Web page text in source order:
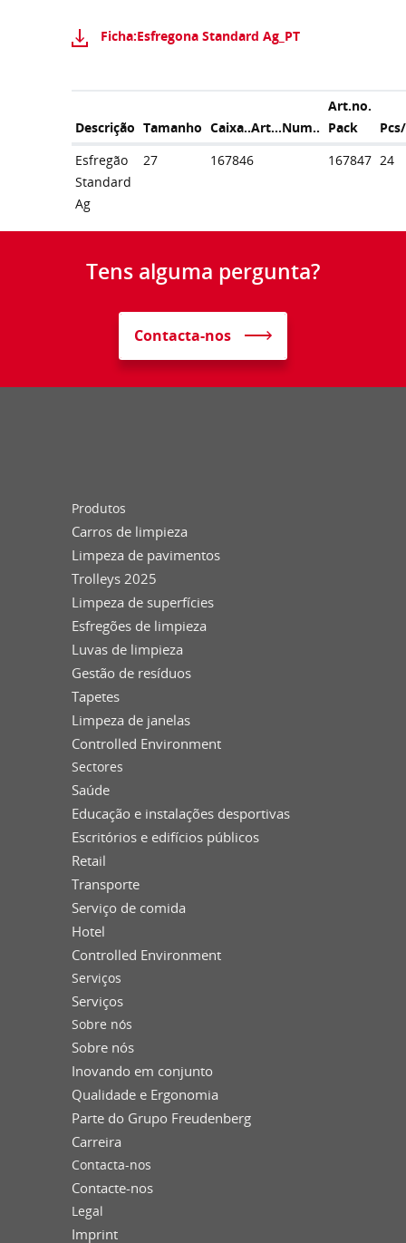
Ficha:Esfregona Standard Ag_PT
Descrição Tamanho Caixa..Art...Num..
Art.no.
Pack
Esfregão
Standard
Ag
27 167846 167847 24
Tens alguma pergunta?
Contacta-nos
Produtos
Carros de limpieza
Limpeza de pavimentos
Trolleys 2025
Limpeza de superfícies
Esfregões de limpieza
Luvas de limpieza
Gestão de resíduos
Tapetes
Limpeza de janelas
Controlled Environment
Sectores
Saúde
Educação e instalações desportivas
Escritórios e edifícios públicos
Retail
Transporte
Serviço de comida
Hotel
Controlled Environment
Serviços
Serviços
Sobre nós
Sobre nós
Inovando em conjunto
Qualidade e Ergonomia
Parte do Grupo Freudenberg
Carreira
Contacta-nos
Contacte-nos
Legal
Imprint